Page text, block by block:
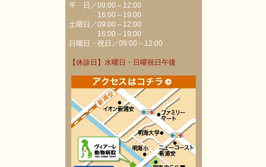
平 日／09:00～12:00
16:00～19:00
土曜日／09:00～12:00
16:00～19:00
日曜日・祝日／09:00～12:00
【休診日】水曜日・日曜祝日午後